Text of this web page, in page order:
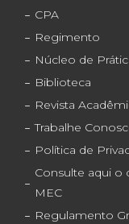
CPA
Regimento
Núcleo de
Biblioteca
Revista
Trabalhe
Política de
Consulte aqui o
MEC
Regulamento